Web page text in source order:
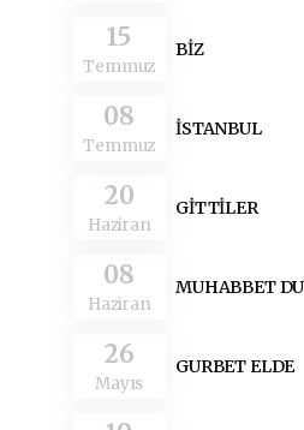
15
Temmuz
BİZ
08
Temmuz
İSTANBUL
20
Haziran
GİTTİLER
08
Haziran
MUHABBET
26
Mayıs
GURBET ELDE